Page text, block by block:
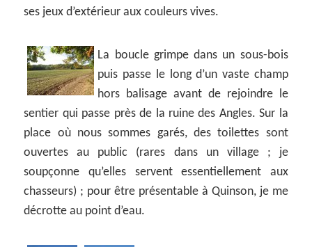
ses jeux d’extérieur aux couleurs vives.
La boucle grimpe dans un sous-bois
puis passe le long d’un vaste champ
hors balisage avant de rejoindre le
sentier qui passe près de la ruine des Angles. Sur la
place où nous sommes garés, des toilettes sont
ouvertes au public (rares dans un village ; je
soupçonne qu’elles servent essentiellement aux
chasseurs) ; pour être présentable à Quinson, je me
décrotte au point d’eau.